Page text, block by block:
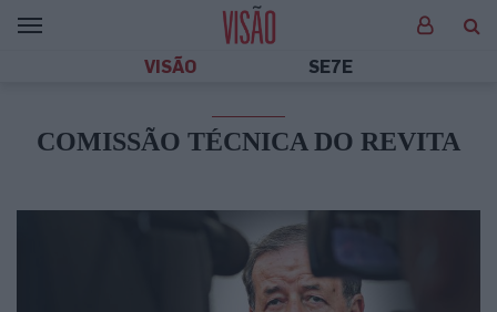
VISÃO SE7E
COMISSÃO TÉCNICA DO REVITA